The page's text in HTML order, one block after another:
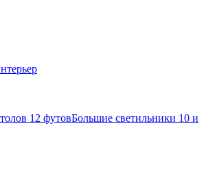
12 футовБольшие светильники 10 и